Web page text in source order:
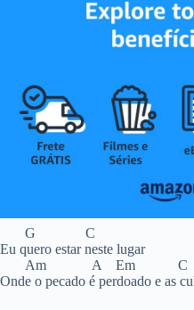
G C
Eu quero estar neste lugar
Am A Em C
Onde o pecado é perdoado e as